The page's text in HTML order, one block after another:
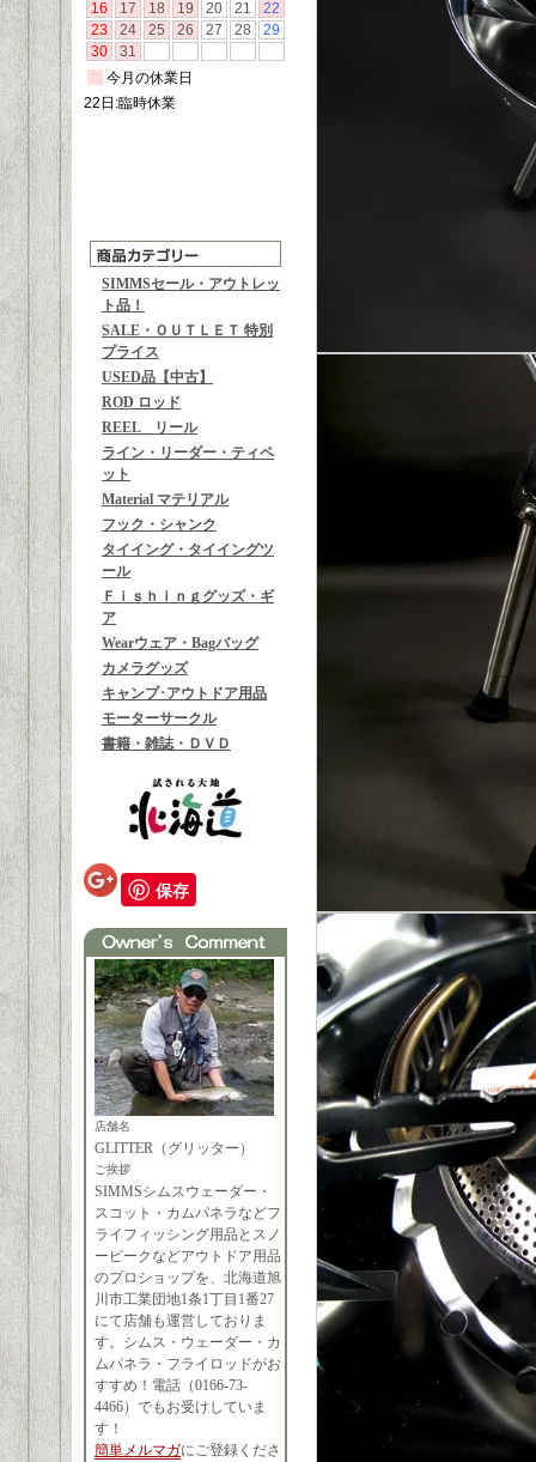
SIMMSセール・アウトレッ
ト品！
SALE・ＯＵＴＬＥＴ 特別
プライス
USED品【中古】
ROD ロッド
REEL リール
ライン・リーダー・ティペ
ット
Material マテリアル
フック・シャンク
タイイング・タイイングツ
ール
Ｆｉｓｈｉｎｇグッズ・ギ
ア
Wearウェア・Bagバッグ
カメラグッズ
キャンプ･アウトドア用品
モーターサークル
書籍・雑誌・ＤＶＤ
保存
店舗名
GLITTER（グリッター）
ご挨拶
SIMMSシムスウェーダー・
スコット・カムパネラなどフ
ライフィッシング用品とスノ
ーピークなどアウトドア用品
のプロショップを、北海道旭
川市工業団地1条1丁目1番27
にて店舗も運営しておりま
す。シムス・ウェーダー・カ
ムパネラ・フライロッドがお
すすめ！電話（0166-73-
4466）でもお受けしていま
す！
簡単メルマガにご登録くださ